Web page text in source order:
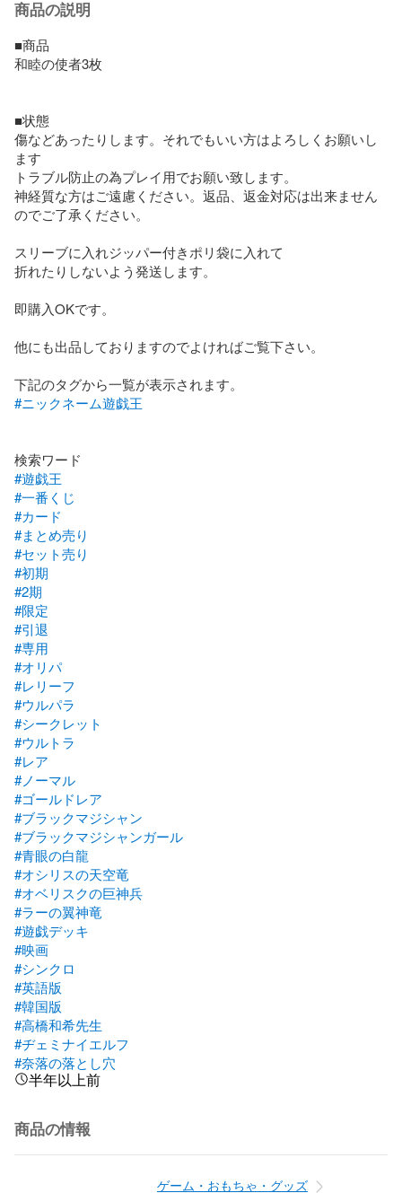
商品の説明
■商品
和睦の使者3枚
■状態
傷などあったりします。それでもいい方はよろしくお願いし
ます
トラブル防止の為プレイ用でお願い致します。
神経質な方はご遠慮ください。返品、返金対応は出来ません
のでご了承ください。
スリーブに入れジッパー付きポリ袋に入れて
折れたりしないよう発送します。
即購入OKです。
他にも出品しておりますのでよければご覧下さい。
#ニックネーム遊戯王
#遊戯王
#一番くじ
#カード
#まとめ売り
#セット売り
#初期
#2期
#限定
#引退
#専用
#オリパ
#レリーフ
#ウルパラ
#シークレット
#ウルトラ
#レア
#ノーマル
#ゴールドレア
#ブラックマジシャン
#ブラックマジシャンガール
#青眼の白龍
#オシリスの天空竜
#オベリスクの巨神兵
#ラーの翼神竜
#遊戯デッキ
#映画
#シンクロ
#英語版
#韓国版
#高橋和希先生
#ヂェミナイエルフ
#奈落の落とし穴
半年以上前
商品の情報
ゲーム・おもちゃ・グッズ